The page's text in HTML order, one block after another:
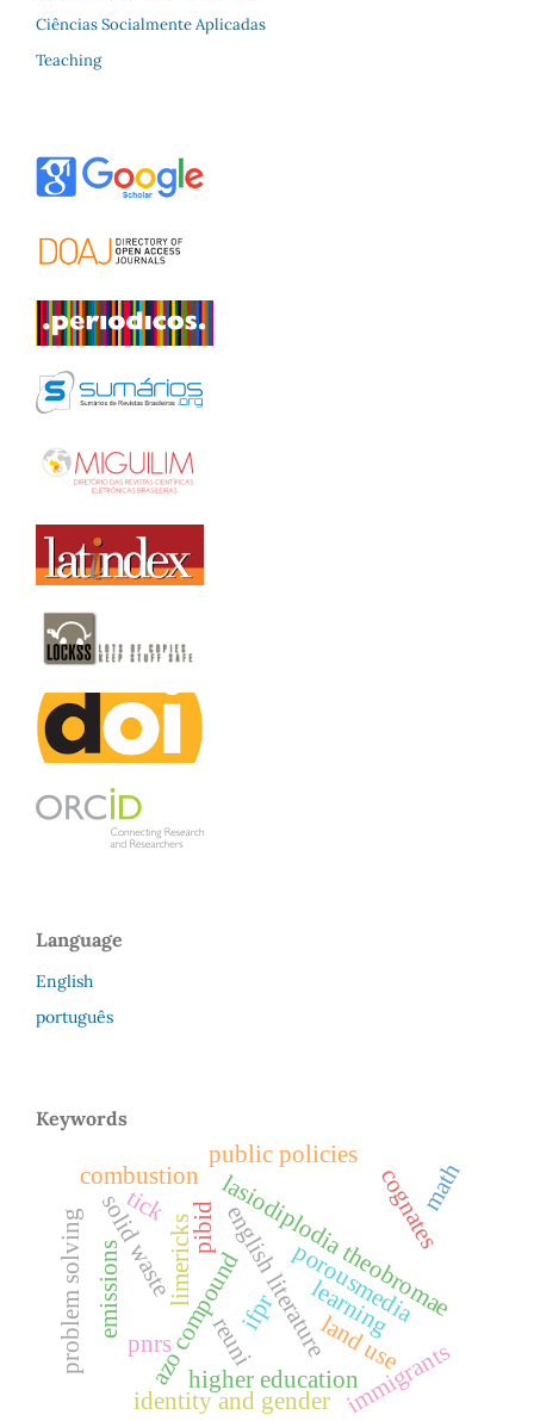
Ciências Socialmente Aplicadas
Teaching
Language
English
português
Keywords
english literature
limericks
ifpr
lasiodiplodia theobromae
azo compound
public policies
higher education
reuni
cognates
immigrants
pnrs
solid waste
combustion
porousmedia
emissions
problem solving
identity and gender
land use
tick pibid
learning
math